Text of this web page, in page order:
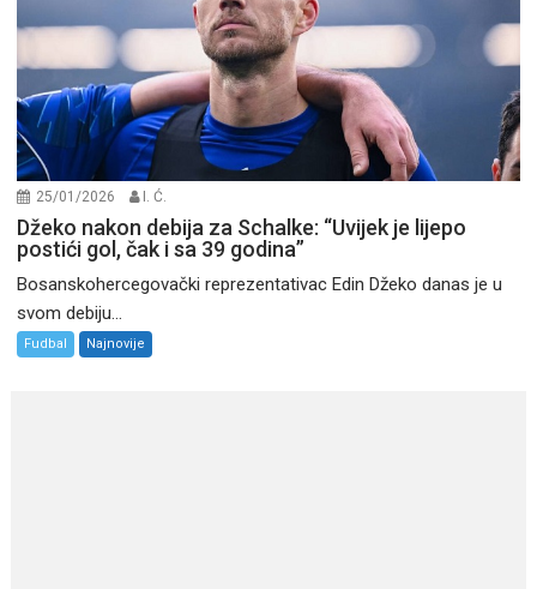
25/01/2026 I. Ć.
Džeko nakon debija za Schalke: “Uvijek je lijepo
postići gol, čak i sa 39 godina”
Bosanskohercegovački reprezentativac Edin Džeko danas je u
svom debiju...
Fudbal Najnovije